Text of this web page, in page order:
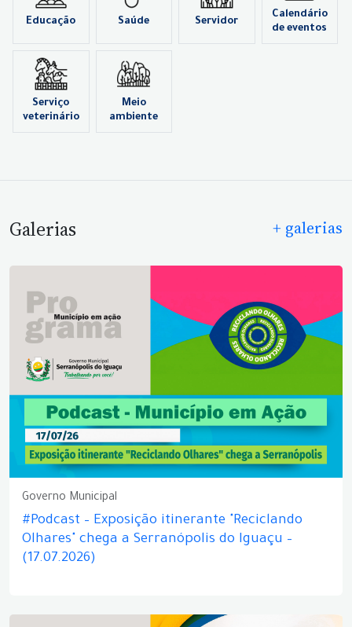
Educação Saúde Servidor
Calendário
de eventos
Serviço
veterinário
Meio
ambiente
Galerias + galerias
Governo Municipal
#Podcast – Exposição itinerante "Reciclando
Olhares" chega a Serranópolis do Iguaçu –
(17.07.2026)